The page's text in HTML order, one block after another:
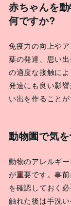
赤ちゃんを
何ですか?
免疫力の向上や
葉の発達、思い
の適度な接触に
発達にも良い影
い出を作ることが
動物園で気
動物のアレルギ
が重要です。事
を確認しておく
触れた後は手洗